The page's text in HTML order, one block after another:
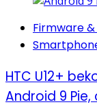
Categories
Firmware &
HTC U12+
Android 9